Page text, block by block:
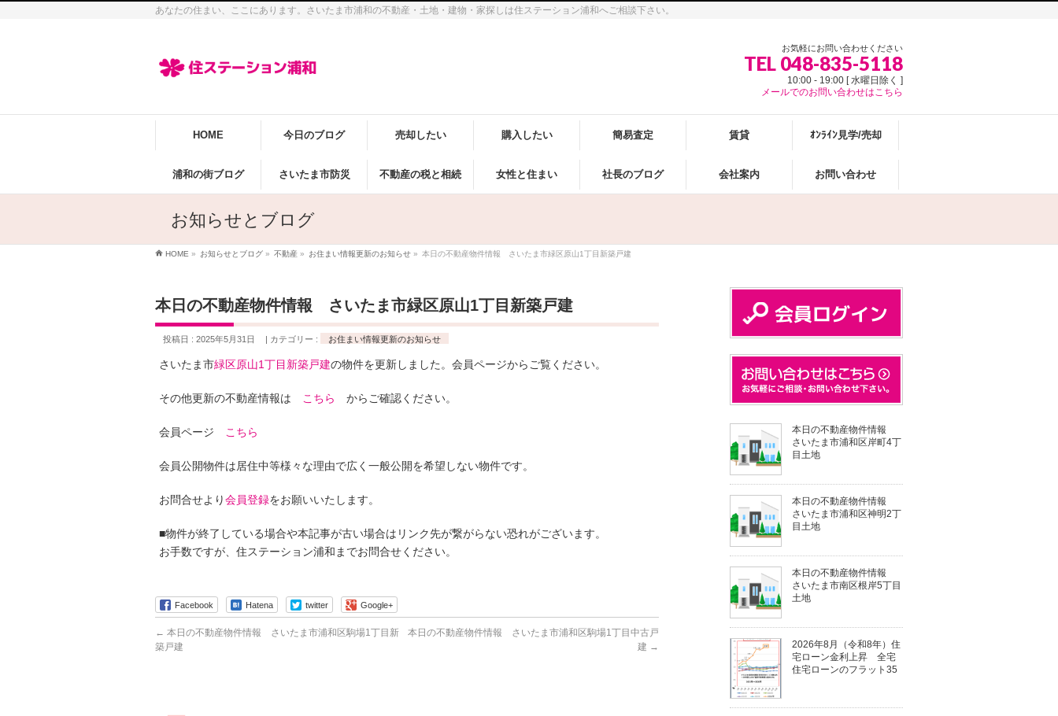
あなたの住まい、ここにあります。さいたま市浦和の不動産・土地・建物・家探しは住ステーション浦和へご相談下さい。
お気軽にお問い合わせください
TEL 048-835-5118
10:00 - 19:00 [ 水曜日除く ]
メールでのお問い合わせはこちら
HOME 今日のブログ 売却したい 購入したい 簡易査定 賃貸 ｵﾝﾗｲﾝ見学/売却
浦和の街ブログ さいたま市防災 不動産の税と相続 女性と住まい 社長のブログ 会社案内 お問い合わせ
お知らせとブログ
HOME » お知らせとブログ » 不動産 » お住まい情報更新のお知らせ » 本日の不動産物件情報 さいたま市緑区原山1丁目新築戸建
本日の不動産物件情報 さいたま市緑区原山1丁目新築戸建
投稿日 : 2025年5月31日 カテゴリー : お住まい情報更新のお知らせ
さいたま市緑区原山1丁目新築戸建の物件を更新しました。会員ページからご覧ください。
その他更新の不動産情報は こちら からご確認ください。
会員ページ こちら
会員公開物件は居住中等様々な理由で広く一般公開を希望しない物件です。
お問合せより会員登録をお願いいたします。
■物件が終了している場合や本記事が古い場合はリンク先が繋がらない恐れがございます。
お手数ですが、住ステーション浦和までお問合せください。
Facebook Hatena twitter Google+
← 本日の不動産物件情報 さいたま市浦和区駒場1丁目新
築戸建
本日の不動産物件情報 さいたま市浦和区駒場1丁目中古戸
建 →
本日の不動産物件情報
さいたま市浦和区岸町4丁
目土地
本日の不動産物件情報
さいたま市浦和区神明2丁
目土地
本日の不動産物件情報
さいたま市南区根岸5丁目
土地
2026年8月（令和8年）住
宅ローン金利上昇 全宅
住宅ローンのフラット35